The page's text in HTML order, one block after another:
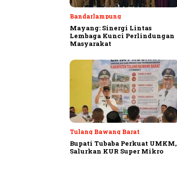
Bandarlampung
Mayang: Sinergi Lintas
Lembaga Kunci Perlindungan
Masyarakat
Tulang Bawang Barat
Bupati Tubaba Perkuat UMKM,
Salurkan KUR Super Mikro